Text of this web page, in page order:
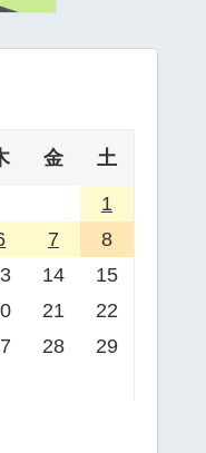
金 土
1
7
8
14
15
21
22
28
29